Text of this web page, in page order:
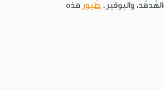
والبوقير. طُيور هذه